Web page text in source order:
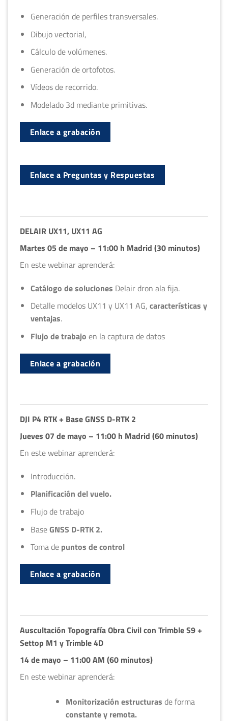
Generación de perfiles transversales.
Dibujo vectorial,
Cálculo de volúmenes.
Generación de ortofotos.
Vídeos de recorrido.
Modelado 3d mediante primitivas.
Enlace a grabación
Enlace a Preguntas y Respuestas
DELAIR UX11, UX11 AG
Martes 05 de mayo – 11:00 h Madrid (30 minutos)
En este webinar aprenderá:
Catálogo de soluciones Delair dron ala fija.
Detalle modelos UX11 y UX11 AG, características y
ventajas.
Flujo de trabajo en la captura de datos
Enlace a grabación
DJI P4 RTK + Base GNSS D-RTK 2
Jueves 07 de mayo – 11:00 h Madrid (60 minutos)
En este webinar aprenderá:
Introducción.
Planificación del vuelo.
Flujo de trabajo
BaseGNSS D-RTK 2.
Toma depuntos de control
Enlace a grabación
Auscultación Topografía Obra Civil con Trimble S9 +
Settop M1 y Trimble 4D
14 de mayo – 11:00 AM (60 minutos)
En este webinar aprenderá:
Monitorización estructuras de forma
constante y remota.